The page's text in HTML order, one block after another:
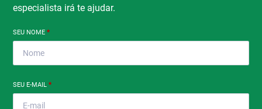
especialista irá te ajudar.
SEU NOME*
SEU E-MAIL*